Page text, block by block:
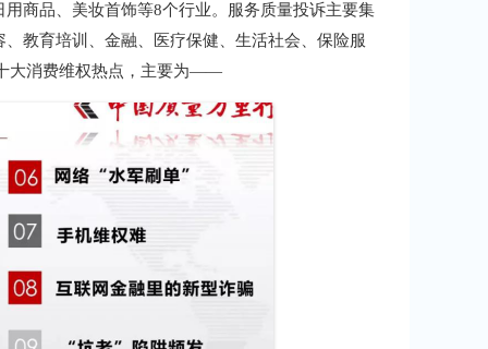
商品、美妆首饰等8个行业。服务质量投诉主要集
教育培训、金融、医疗保健、生活社会、保险服
大消费维权热点，主要为——